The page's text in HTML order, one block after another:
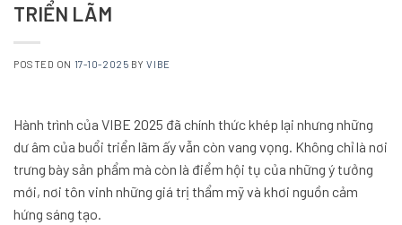
TRIỂN LÃM
POSTED ON 17-10-2025 BYVIBE
Hành trình của VIBE 2025 đã chính thức khép lại nhưng những
dư âm của buổi triển lãm ấy vẫn còn vang vọng. Không chỉ là nơi
trưng bày sản phẩm mà còn là điểm hội tụ của những ý tưởng
mới, nơi tôn vinh những giá trị thẩm mỹ và khơi nguồn cảm
hứng sáng tạo.